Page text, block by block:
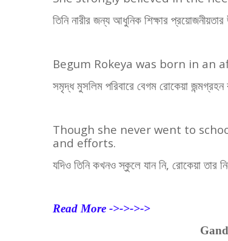
তিনি নারীর জন্য আধুনিক শিক্ষার
Begum Rokeya was born in an
সমৃদ্ধ মুসলিম পরিবারে বেগম রোকেয়া জন্মগ্রহন
Though she never went to
and efforts.
যদিও তিনি কখনও স্কুলে যান নি, রোকেয়া তার
Read More ->->->->